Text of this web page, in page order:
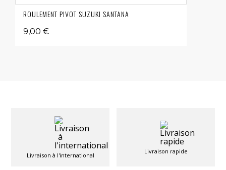
ROULEMENT PIVOT SUZUKI SANTANA
9,00 €
Livraison à l'international
Livraison rapide